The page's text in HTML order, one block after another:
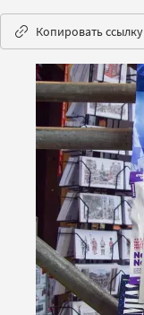
Копировать ссылку